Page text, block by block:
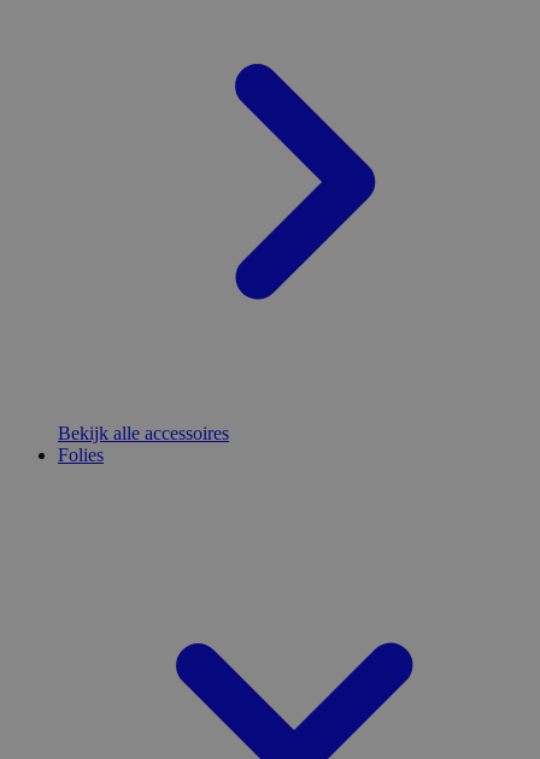
Bekijk alle accessoires
Folies